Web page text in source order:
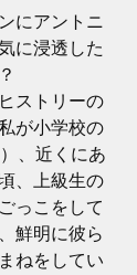
にアントニ
に浸透した
ストリーの
が小学校の
、近くにあ
、上級生の
っこをして
鮮明に彼ら
ねをしてい